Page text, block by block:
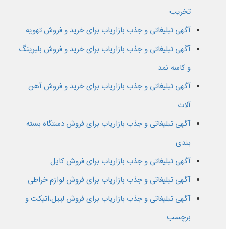
تخریب
آگهی تبلیغاتی و جذب بازاریاب برای خرید و فروش تهویه
آگهی تبلیغاتی و جذب بازاریاب برای خرید و فروش بلبرینگ
و کاسه نمد
آگهی تبلیغاتی و جذب بازاریاب برای خرید و فروش آهن
آلات
آگهی تبلیغاتی و جذب بازاریاب برای فروش دستگاه بسته
بندی
آگهی تبلیغاتی و جذب بازاریاب برای فروش کابل
آگهی تبلیغاتی و جذب بازاریاب برای فروش لوازم خراطی
آگهی تبلیغاتی و جذب بازاریاب برای فروش لیبل،اتیکت و
برچسب